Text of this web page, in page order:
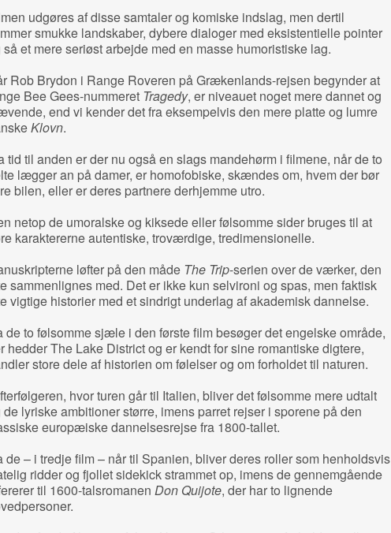
udgøres af disse samtaler og komiske indslag, men dertil
smukke landskaber, dybere dialoger med eksistentielle pointer
så et mere seriøst arbejde med en masse humoristiske lag.
Rob Brydon i Range Roveren på Grækenlands-rejsen begynder at
Bee Gees-nummeret Tragedy, er niveauet noget mere dannet og
end vi kender det fra eksempelvis den mere platte og lumre
Klovn.
tid til anden er der nu også en slags mandehørm i filmene, når de to
lægger an på damer, er homofobiske, skændes om, hvem der bør
bilen, eller er deres partnere derhjemme utro.
netop de umoralske og kiksede eller følsomme sider bruges til at
karaktererne autentiske, troværdige, tredimensionelle.
løfter på den måde The Trip-serien over de værker, den
sammenlignes med. Det er ikke kun selvironi og spas, men faktisk
vigtige historier med et sindrigt underlag af akademisk dannelse.
de to følsomme sjæle i den første film besøger det engelske område,
hedder The Lake District og er kendt for sine romantiske digtere,
store dele af historien om følelser og om forholdet til naturen.
hvor turen går til Italien, bliver det følsomme mere udtalt
de lyriske ambitioner større, imens parret rejser i sporene på den
europæiske dannelsesrejse fra 1800-tallet.
de – i tredje film – når til Spanien, bliver deres roller som henholdsvis
ridder og fjollet sidekick strammet op, imens de gennemgående
til 1600-talsromanen Don Quijote, der har to lignende